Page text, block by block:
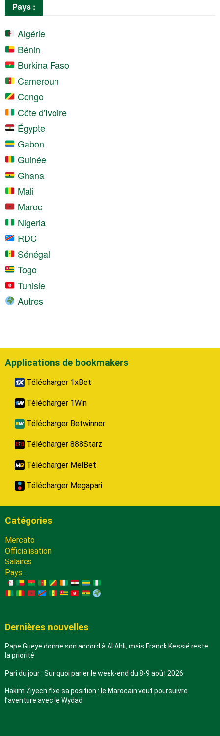
Pays :
Algérie
Bénin
Burkina Faso
Cameroun
Congo
Côte d'Ivoire
Égypte
Gabon
Guinée
Ghana
Mali
Maroc
Nigeria
RDC
Sénégal
Togo
Tunisie
Autres
Applications de bookmakers
Télécharger 1xBet
Télécharger 1Win
Télécharger Betwinner
Télécharger 888Starz
Télécharger MelBet
Télécharger Megapari
Catégories
Mercato
Officialisation
Salaires
Pays :
Dernières nouvelles
Pape Gueye donne son accord à Al Ahli, mais Franck Kessié reste
la priorité
Pari du jour : Sur quoi parier le week-end du 8-9 août 2026
Hakim Ziyech fixe sa position : le Marocain veut poursuivre
l’aventure avec le Wydad